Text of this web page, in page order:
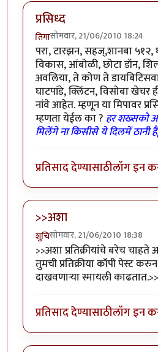
प्रसिध्द
तिमासोमवार, 21/06/2010 18:24
परा, टारझन, सहज्,शानबा
विकास, आंबोळी, छोटा डॉन,
अवलिया, ते कोण ते
घाटपांडे, क्लिंटन, विसोबा
नांवे आहेत. म्हणून या मिपावर
म्हणता येईल का ? हर शख्सको
मिलेंगे ना किसीसे ये दिलमें ठानी
प्रतिसाद देण्यासाठीलॉग इन
>>अशा
शुचिसोमवार, 21/06/2010 18:38
>>अशा प्रतिक्रीयांचे बरेच
तुमची प्रतिक्रीया कॉपी पेस्ट
दाखवणार्‍या स्मायली
प्रतिसाद देण्यासाठीलॉग इन